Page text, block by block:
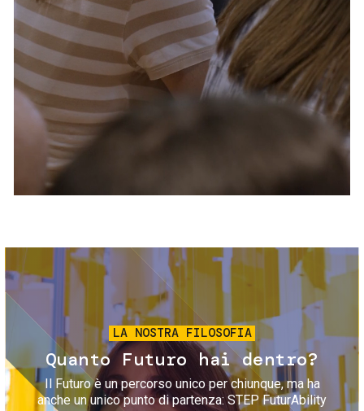
Servizi e accessibilità
Contatti
FAQ
Biglietti
Immagine
LA NOSTRA FILOSOFIA
Quanto Futuro hai dentro?
Il Futuro è un percorso unico per chiunque, ma ha
anche un unico punto di partenza: STEP FuturAbility